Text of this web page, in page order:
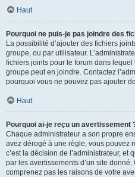
Haut
Pourquoi ne puis-je pas joindre des
La possibilité d’ajouter des fichiers
groupe, ou par utilisateur.
fichiers joints pour le forum dans
groupe peut en joindre. Contactez
pourquoi vous ne pouvez pas ajouter
Haut
Pourquoi ai-je reçu un avertissement
Chaque administrateur a son propre
avez dérogé à une règle, vous pouvez
c’est la décision de l’administrateur, et
par les avertissements d’un site
comprenez pas les raisons de votre